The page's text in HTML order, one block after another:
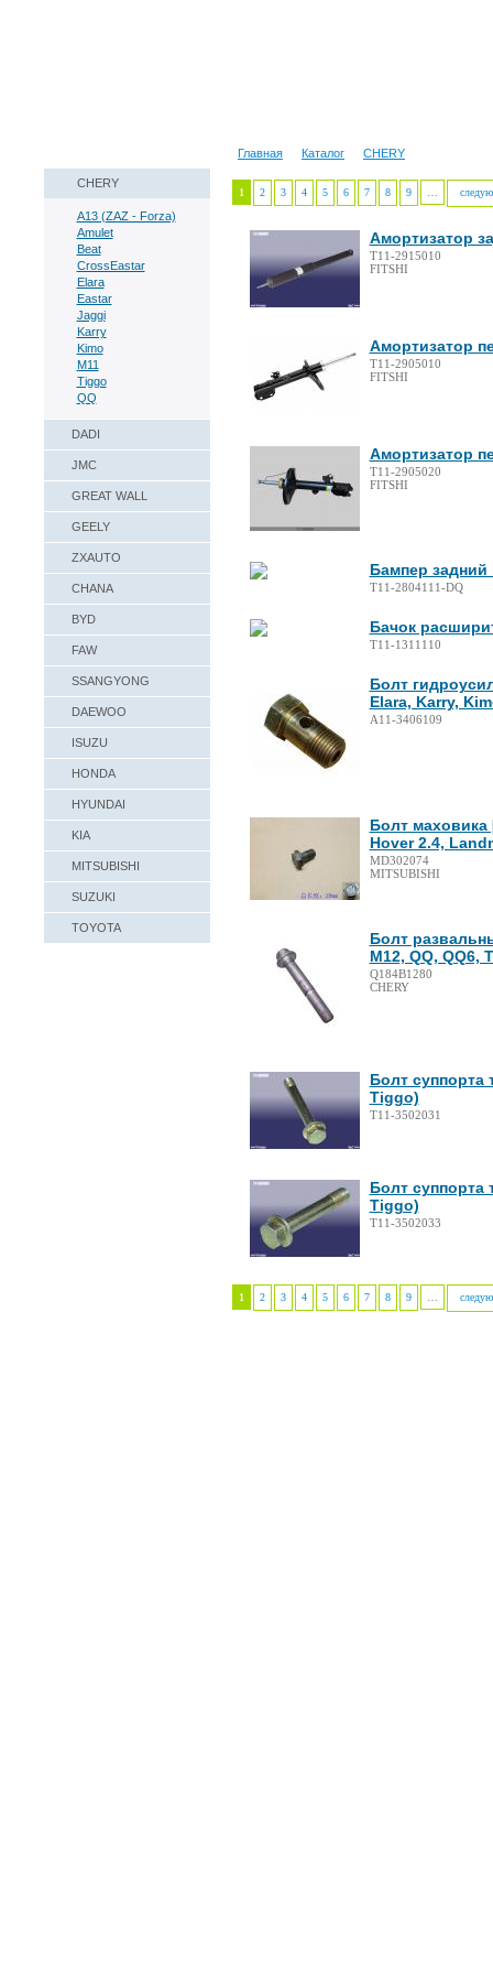
Главная Каталог CHERY
CHERY
A13 (ZAZ - Forza)
Amulet
Beat
CrossEastar
Elara
Eastar
Jaggi
Karry
Kimo
M11
Tiggo
QQ
DADI
JMC
GREAT WALL
GEELY
ZXAUTO
CHANA
BYD
FAW
SSANGYONG
DAEWOO
ISUZU
HONDA
HYUNDAI
KIA
MITSUBISHI
SUZUKI
TOYOTA
1 2 3 4 5 6 7 8 9
Амортизатор
T11-2915010
FITSHI
Амортизатор
T11-2905010
FITSHI
Амортизатор
T11-2905020
FITSHI
Бампер задний
T11-2804111-DQ
Бачок
T11-1311110
Болт
Elara, Karry,
A11-3406109
Болт маховика
Hover 2.4,
MD302074
MITSUBISHI
Болт
M12, QQ, QQ6,
Q184B1280
CHERY
Болт суппорта
Tiggo)
T11-3502031
Болт суппорта
Tiggo)
T11-3502033
1 2 3 4 5 6 7 8 9